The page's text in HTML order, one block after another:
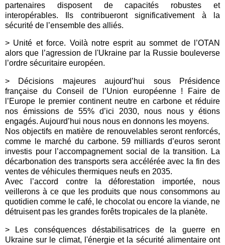
partenaires disposent de capacités robustes et
interopérables. Ils contribueront significativement à la
sécurité de l’ensemble des alliés.
> Unité et force. Voilà notre esprit au sommet de l’OTAN
alors que l’agression de l'Ukraine par la Russie bouleverse
l’ordre sécuritaire européen.
> Décisions majeures aujourd’hui sous Présidence
française du Conseil de l’Union européenne ! Faire de
l’Europe le premier continent neutre en carbone et réduire
nos émissions de 55% d’ici 2030, nous nous y étions
engagés. Aujourd’hui nous nous en donnons les moyens.
Nos objectifs en matière de renouvelables seront renforcés,
comme le marché du carbone. 59 milliards d’euros seront
investis pour l’accompagnement social de la transition. La
décarbonation des transports sera accélérée avec la fin des
ventes de véhicules thermiques neufs en 2035.
Avec l’accord contre la déforestation importée, nous
veillerons à ce que les produits que nous consommons au
quotidien comme le café, le chocolat ou encore la viande, ne
détruisent pas les grandes forêts tropicales de la planète.
> Les conséquences déstabilisatrices de la guerre en
Ukraine sur le climat, l'énergie et la sécurité alimentaire ont